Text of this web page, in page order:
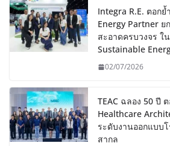
Integra R.E. ตอก
Energy Partner
สะอาดครบวงจร ใ
Sustainable
02/07/2026
TEAC ฉลอง 50 ปี
Healthcare
ระดับงานออกแบบ
สากล